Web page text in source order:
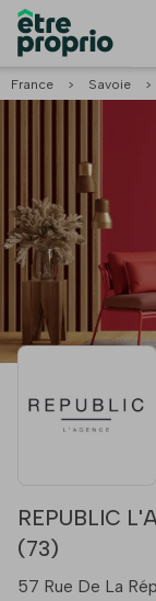
France > Savoie >
REPUBLIC
(73)
57 Rue De La